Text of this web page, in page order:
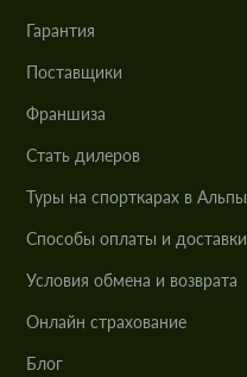
Гарантия
Поставщики
Франшиза
Стать дилеров
Туры на спорткарах в Альпы
Cпособы оплаты и доставки
Условия обмена и возврата
Онлайн страхование
Блог